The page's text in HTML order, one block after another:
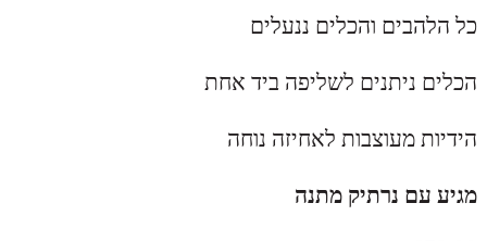
כל הלהבים והכלים ננעלים
הכלים ניתנים לשליפה ביד אחת
הידיות מעוצבות לאחיזה נוחה
מגיע עם נרתיק מתנה